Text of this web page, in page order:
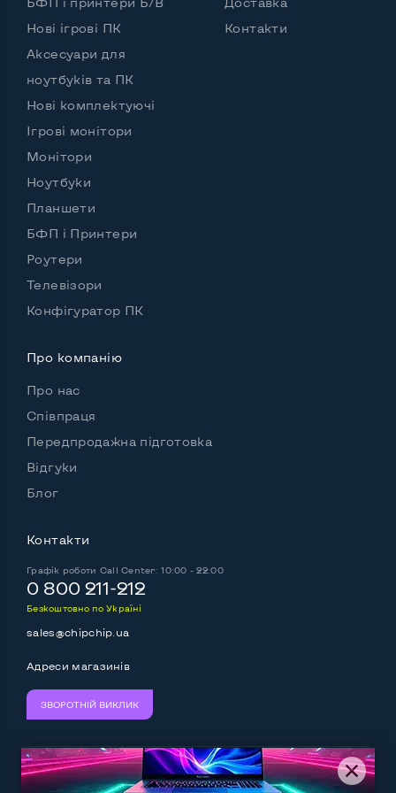
Розʼєм для мікрофону та навушників
Да, спереди и сзади
Вихід USB 2.05 шт и более
Вихід USB 3.0Ні
Потужність блоку живлення, Вт
Комплектація: системний блок, кабель живлення
Так
Нові ігрові ПК
Аксесуари для
ноутбуків та ПК
Нові комплектуючі
Ігрові монітори
Монітори
Ноутбуки
Планшети
БФП і Принтери
Роутери
Телевізори
Конфігуратор ПК
Контакти
Про компанію
Про нас
Співпраця
Передпродажна підготовка
Відгуки
Блог
Контакти
Графік роботи Call Center: 10:00 - 22:00
0 800 211-212
Безкоштовно по Україні
sales@chipchip.ua
Адреси магазинів
ЗВОРОТНІЙ ВИКЛИК
Ми приймаємо: Слідкуйте за нами: